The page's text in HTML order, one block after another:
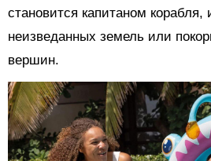
становится капитаном корабля,
неизведанных земель или
вершин.